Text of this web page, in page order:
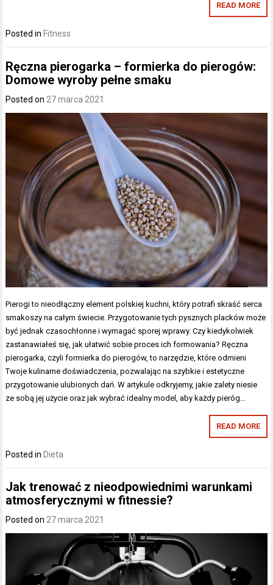
READ MORE
Posted in Fitness
Ręczna pierogarka – formierka do pierogów:
Domowe wyroby pełne smaku
Posted on 27 marca 2021
Pierogi to nieodłączny element polskiej kuchni, który potrafi skraść serca
smakoszy na całym świecie. Przygotowanie tych pysznych placków może
być jednak czasochłonne i wymagać sporej wprawy. Czy kiedykolwiek
zastanawiałeś się, jak ułatwić sobie proces ich formowania? Ręczna
pierogarka, czyli formierka do pierogów, to narzędzie, które odmieni
Twoje kulinarne doświadczenia, pozwalając na szybkie i estetyczne
przygotowanie ulubionych dań. W artykule odkryjemy, jakie zalety niesie
ze sobą jej użycie oraz jak wybrać idealny model, aby każdy pieróg…
READ MORE
Posted in Dieta
Jak trenować z nieodpowiednimi warunkami
atmosferycznymi w fitnessie?
Posted on 27 marca 2021